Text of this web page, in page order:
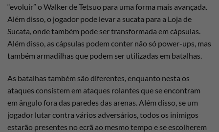
“evoluir” o Walker de Tetsuo para uma forma mais avançada.
Além disso, o jogador pode levar a sucata para a Loja de
Sucata, onde também pode ser transformada em cápsulas.
Além disso, as cápsulas podem conter não só power-ups, mas
também armadilhas que podem ser utilizadas em batalhas.
As batalhas também são diferentes, enquanto nesta os
ataques consistem em ataques rolantes que se encontram
em ângulo fora das paredes das arenas. Além disso, se um
jogador lutar contra vários adversários, todos os inimigos
estarão presentes no ecrã ao mesmo tempo e se escolherem